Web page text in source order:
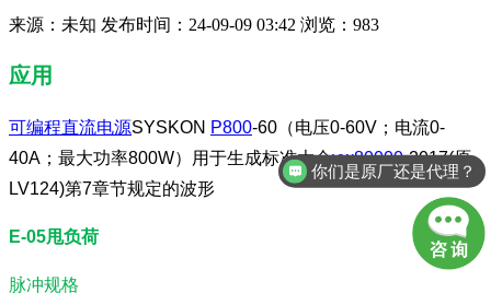
来源：未知 发布时间：24-09-09 03:42 浏览：983
应用
可编程直流电源SYSKON P800-60（电压0-60V；电流0-
40A；最大功率800W）用于生成标准大众vw80000-2017(原
LV124)第7章节规定的波形
E-05甩负荷
脉冲规格
你们是原厂还是代理？